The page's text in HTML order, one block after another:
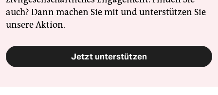
auch? Dann machen Sie mit und unterstützen Sie
unsere Aktion.
Jetzt unterstützen